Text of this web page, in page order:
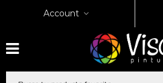
Account